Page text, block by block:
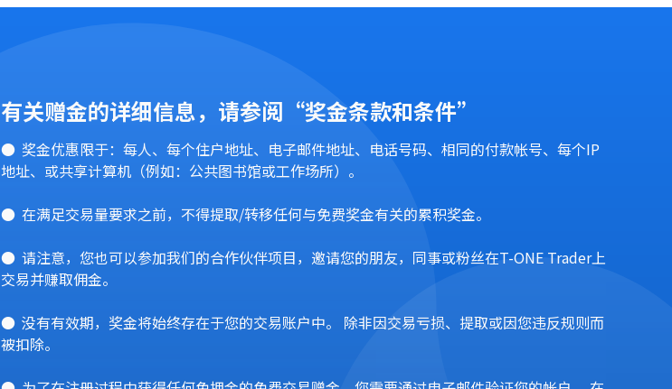
有关赠金的详细信息，请参阅“奖金条款和条件”
奖金优惠限于：每人、每个住户地址、电子邮件地址、电话号码、相同的付款帐号、每个IP
地址、或共享计算机（例如：公共图书馆或工作场所）。
在满足交易量要求之前，不得提取/转移任何与免费奖金有关的累积奖金。
请注意，您也可以参加我们的合作伙伴项目，邀请您的朋友，同事或粉丝在T-ONE Trader上
交易并赚取佣金。
没有有效期，奖金将始终存在于您的交易账户中。 除非因交易亏损、提取或因您违反规则而
被扣除。